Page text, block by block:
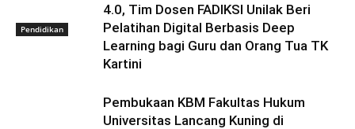
Pendidikan
4.0, Tim Dosen FADIKSI Unilak Beri
Pelatihan Digital Berbasis Deep
Learning bagi Guru dan Orang Tua TK
Kartini
Pembukaan KBM Fakultas Hukum
Universitas Lancang Kuning di